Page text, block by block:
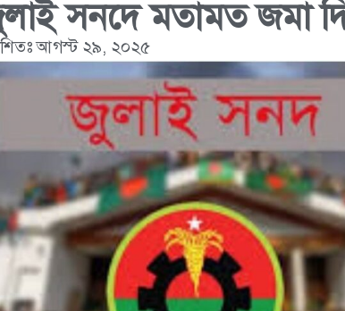
সনদে মতামত জমা
আগস্ট ২৯, ২০২৫